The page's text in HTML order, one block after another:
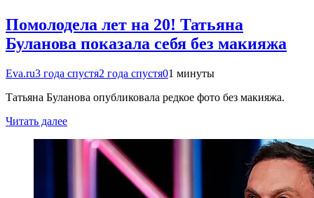
Помолодела лет на 20! Татьяна
Буланова показала себя без макияжа
Eva.ru3 года спустя2 года спустя01 минуты
Татьяна Буланова опубликовала редкое фото без макияжа.
Читать далее